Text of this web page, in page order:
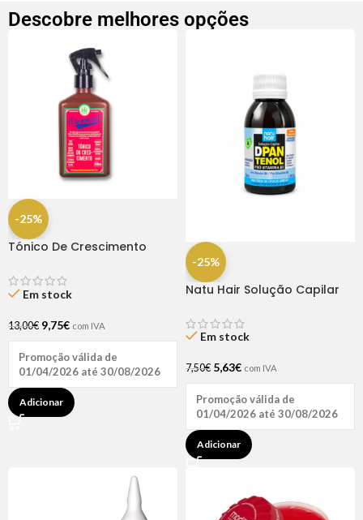
Descobre melhores opções
-25%
Tónico De Crescimento
Em stock
13,00€ 9,75€ com IVA
Promoção válida de
01/04/2026 até 30/08/2026
Adicionar
-25%
Natu Hair Solução Capilar
Em stock
7,50€ 5,63€ com IVA
Promoção válida de
01/04/2026 até 30/08/2026
Adicionar